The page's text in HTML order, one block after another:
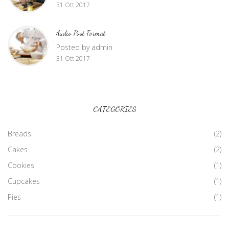
31 Ott 2017
Audio Post Format
Posted by admin
31 Ott 2017
CATEGORIES
Breads
(2)
Cakes
(2)
Cookies
(1)
Cupcakes
(1)
Pies
(1)